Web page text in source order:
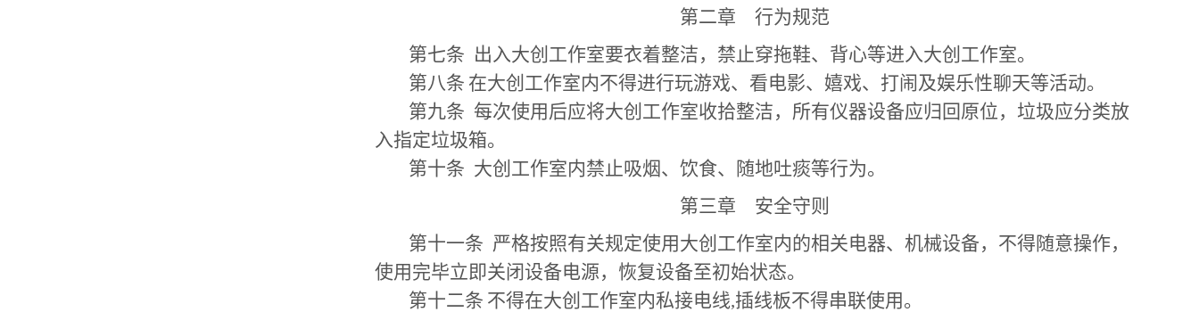
第二章 行为规范
第七条 出入大创工作室要衣着整洁，禁止穿拖鞋、背心等进入大创工作室。
第八条 在大创工作室内不得进行玩游戏、看电影、嬉戏、打闹及娱乐性聊天等活动。
第九条 每次使用后应将大创工作室收拾整洁，所有仪器设备应归回原位，垃圾应分类放
入指定垃圾箱。
第十条 大创工作室内禁止吸烟、饮食、随地吐痰等行为。
第三章 安全守则
第十一条 严格按照有关规定使用大创工作室内的相关电器、机械设备，不得随意操作，
使用完毕立即关闭设备电源，恢复设备至初始状态。
第十二条 不得在大创工作室内私接电线,插线板不得串联使用。